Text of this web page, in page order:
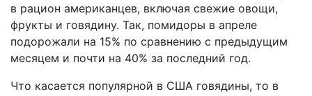
в рацион американцев, включая свежие овощи,
фрукты и говядину. Так, помидоры в апреле
подорожали на 15% по сравнению с предыдущим
месяцем и почти на 40% за последний год.
Что касается популярной в США говядины, то в